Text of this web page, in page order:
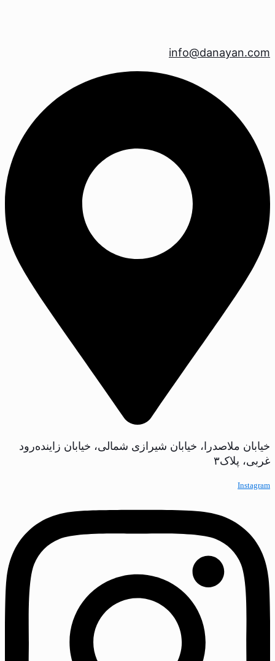
info@danayan.com
خیابان ملاصدرا، خیابان شیرازی شمالی، خیابان زاینده‌رود
غربی، پلاک‌۳
Instagram